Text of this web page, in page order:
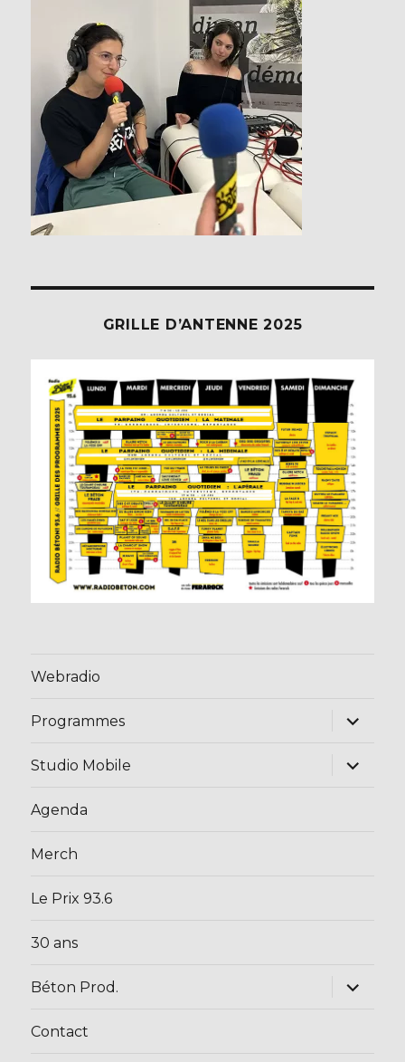
GRILLE D’ANTENNE 2025
Webradio
Programmes
ouvrir
menu
Studio Mobile
ouvrir
Agenda
Merch
Le Prix 93.6
30 ans
Béton Prod.
ouvrir
Contact